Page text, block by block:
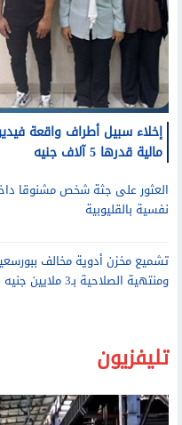
إخلاء سبيل أطراف واقعة
مالية قدرها 5 آلاف جنيه
العثور على جثة شخص مشنوقا
نفسية بالقليوبية
تشميع مخزن أدوية مخالف
ومنتهية الصلاحية بـ3 ملايين جنيه
تليفزيون